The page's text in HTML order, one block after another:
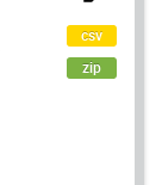
csv
zip